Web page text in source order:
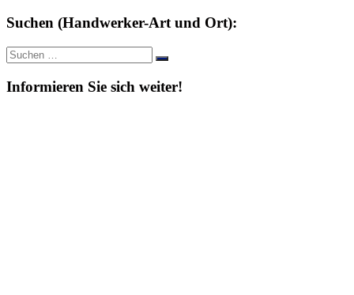
Suchen (Handwerker-Art und Ort):
Suche
nach:
Suchen
Informieren Sie sich weiter!